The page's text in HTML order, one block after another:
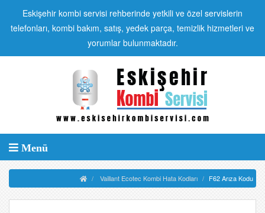
Eskişehir kombi servisi rehberinde yetkili ve özel servislerin
telefonları, kombi bakım, satış, yedek parça, temizlik hizmetleri ve
yorumlar bulunmaktadır.
Menü
Vaillant Ecotec Kombi Hata Kodları F62 Arıza Kodu